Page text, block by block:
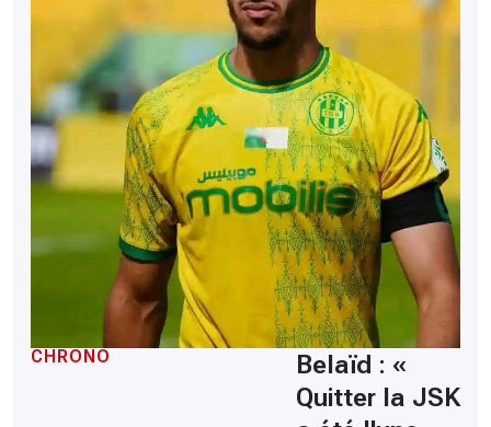
CHRONO
Belaïd : «
Quitter la JSK